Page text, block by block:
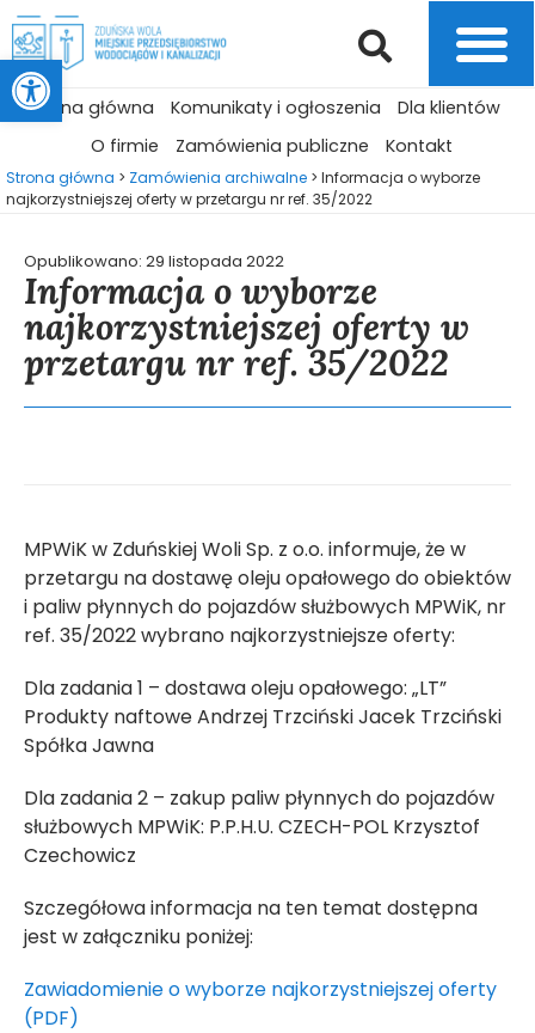
Otwórz pasek narzędzi
Strona główna Komunikaty i ogłoszenia
Dla klientów
O firmie
Zamówienia publiczne Kontakt
Strona główna > Zamówienia archiwalne > Informacja o wyborze
najkorzystniejszej oferty w przetargu nr ref. 35/2022
Opublikowano: 29 listopada 2022
Informacja o wyborze
najkorzystniejszej oferty w
przetargu nr ref. 35/2022
MPWiK w Zduńskiej Woli Sp. z o.o. informuje, że w
przetargu na dostawę oleju opałowego do obiektów
i paliw płynnych do pojazdów służbowych MPWiK, nr
ref. 35/2022 wybrano najkorzystniejsze oferty:
Dla zadania 1 – dostawa oleju opałowego: „LT”
Produkty naftowe Andrzej Trzciński Jacek Trzciński
Spółka Jawna
Dla zadania 2 – zakup paliw płynnych do pojazdów
służbowych MPWiK: P.P.H.U. CZECH-POL Krzysztof
Czechowicz
Szczegółowa informacja na ten temat dostępna
jest w załączniku poniżej:
Zawiadomienie o wyborze najkorzystniejszej oferty
(PDF)